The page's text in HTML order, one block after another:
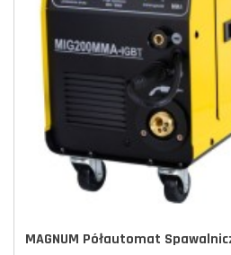
MAGNUM Półautomat